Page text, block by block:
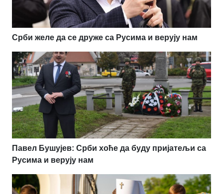
Срби желе да се друже са Русима и верују нам
Павел Бушујев: Срби хоће да буду пријатељи са
Русима и верују нам